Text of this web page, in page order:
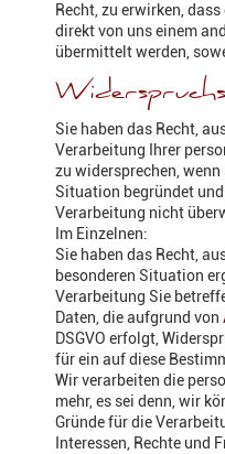
Recht, zu erwirken,
direkt von uns einem
übermittelt werden,
Sie haben das Recht,
Verarbeitung Ihrer
zu widersprechen,
Situation begründet
Verarbeitung nicht
Im Einzelnen:
Sie haben das Recht,
besonderen Situation
Verarbeitung Sie
Daten, die aufgrund von
DSGVO erfolgt,
für ein auf diese
Wir verarbeiten die
mehr, es sei denn, wir
Gründe für die
Interessen, Rechte und